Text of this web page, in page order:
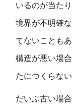
いるのが当た
境界が不明確
てないことも
構造が悪い場
たにつくらな
だいぶ古い場